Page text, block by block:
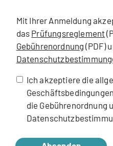
Mit Ihrer Anmeldung
das Prüfungsreglement
Gebührenordnung (PDF)
Ich akzeptiere die
die Gebührenordnung